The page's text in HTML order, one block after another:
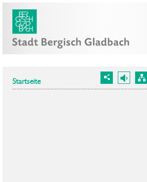
Startseite